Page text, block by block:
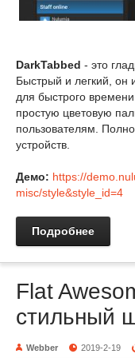
DarkTabbed - это
Быстрый и легкий, он
для быстрого времени
простую цветовую
пользователям.
устройств.
Демо: https://
misc/style&style_id=4
Подробнее
Flat
стильный
Webber 2019-2-19